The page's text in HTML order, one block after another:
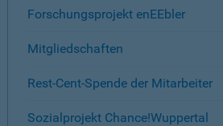
Forschungsprojekt enEEbler
Mitgliedschaften
Rest-Cent-Spende der Mitarbeiter
Sozialprojekt Chance!Wuppertal